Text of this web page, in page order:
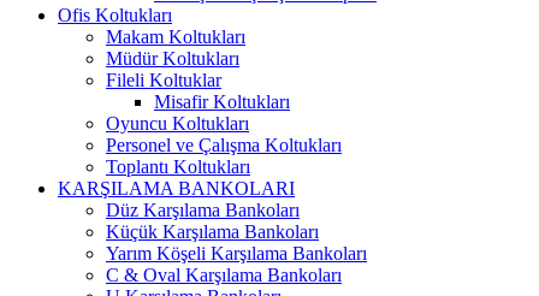
Ofis Koltukları
Makam Koltukları
Müdür Koltukları
Fileli Koltuklar
Misafir Koltukları
Oyuncu Koltukları
Personel ve Çalışma Koltukları
Toplantı Koltukları
KARŞILAMA BANKOLARI
Düz Karşılama Bankoları
Küçük Karşılama Bankoları
Yarım Köşeli Karşılama Bankoları
C & Oval Karşılama Bankoları